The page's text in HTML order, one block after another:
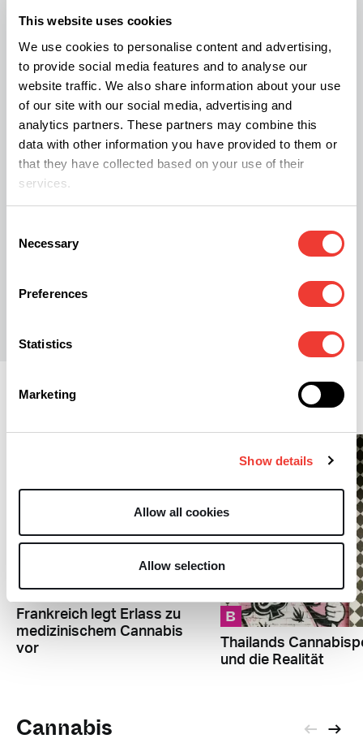
This website uses cookies
We use cookies to personalise content and advertising,
to provide social media features and to analyse our
website traffic. We also share information about your use
of our site with our social media, advertising and
analytics partners. These partners may combine this
data with other information you have provided to them or
that they have collected based on your use of their
services.
Selection
Necessary
Preferences
Statistics
Marketing
Show details
Allow all cookies
Allow selection
Die Legalisierung funktioniert. Sie funktioniert in
Kanada, und sie wird auch in Deutschland und
überall dort funktionieren, wo die Gesetzgeber die
Cannabispolitik ihrer Länder auf vernünftige
Weise modernisieren. Man muss es nur wollen.
M Mercedes.Frank
Bestimmungen
B
Frankreich legt Erlass zu
medizinischem Cannabis
vor
B
Thailands
und die Realität
Cannabis